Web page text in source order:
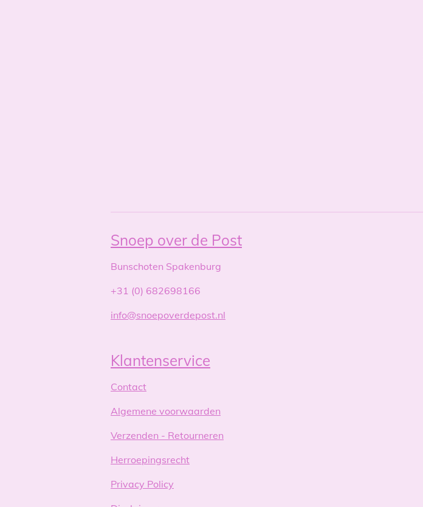
Snoep over de Post
Bunschoten Spakenburg
+31 (0) 682698166
info@snoepoverdepost.nl
Klantenservice
Contact
Algemene voorwaarden
Verzenden - Retourneren
Herroepingsrecht
Privacy Policy